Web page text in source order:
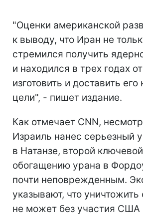
"Оценки американской
к выводу, что Иран не
стремился получить
и находился в трех годах
изготовить и доставить
цели", - пишет издание.
Как отмечает CNN,
Израиль нанес серьезный
в Натанзе, второй
обогащению урана в
почти неповрежденным.
указывают, что уничтожить
не может без участия США